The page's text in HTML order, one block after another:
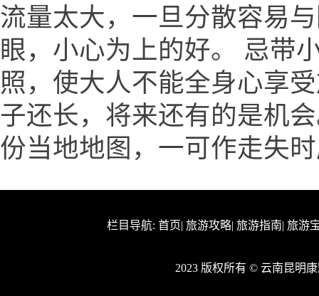
流量太大，一旦分散容易
眼，小心为上的好。 忌带
照，使大人不能全身心享
子还长，将来还有的是机
份当地地图，一可作走失
栏目导航: 首页| 旅游攻略| 旅游指南| 旅游
2023 版权所有 © 云南昆明